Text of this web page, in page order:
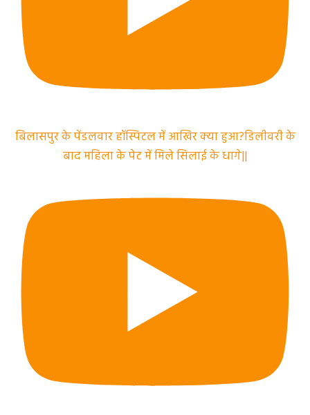
बिलासपुर के पेंडलवार हॉस्पिटल में आखिर क्या हुआ?डिलीवरी के
बाद महिला के पेट में मिले सिलाई के धागे||